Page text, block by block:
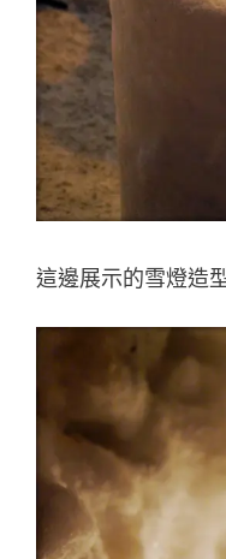
這邊展示的雪燈造